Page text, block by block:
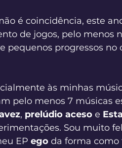
é coincidência, este
de jogos, pelo menos
pequenos progressos no
às minhas
pelo menos 7 músicas
, prelúdio aceso e
Sou muito
EP ego da forma como